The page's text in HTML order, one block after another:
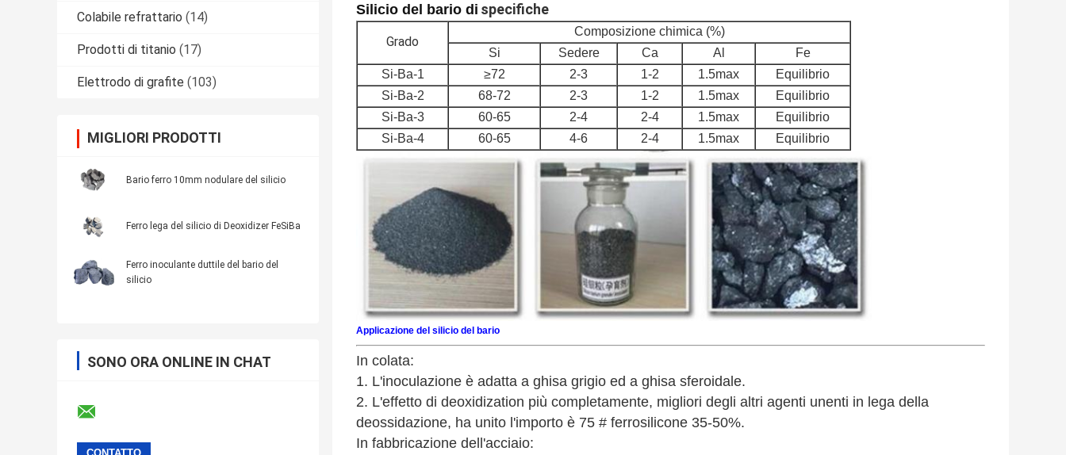
Colabile refrattario (14)
Prodotti di titanio (17)
Elettrodo di grafite (103)
MIGLIORI PRODOTTI
Bario ferro 10mm nodulare del silicio
Ferro lega del silicio di Deoxidizer FeSiBa
Ferro inoculante duttile del bario del
silicio
SONO ORA ONLINE IN CHAT
Silicio del bario di specifiche
Grado
Composizione chimica (%)
Si
Sedere Ca Al
Fe
Si-Ba-1
≥72 2-3 1-2 1.5max
Equilibrio
Si-Ba-2
68-72 2-3 1-2 1.5max
Equilibrio
Si-Ba-3
60-65 2-4 2-4 1.5max
Equilibrio
Si-Ba-4
60-65 4-6 2-4 1.5max Equilibrio
Applicazione del silicio del bario
In colata:
1. L'inoculazione è adatta a ghisa grigio ed a ghisa sferoidale.
2. L'effetto di deoxidization più completamente, migliori degli altri agenti unenti in lega della
deossidazione, ha unito l'importo è 75 # ferrosilicone 35-50%.
In fabbricazione dell'acciaio: